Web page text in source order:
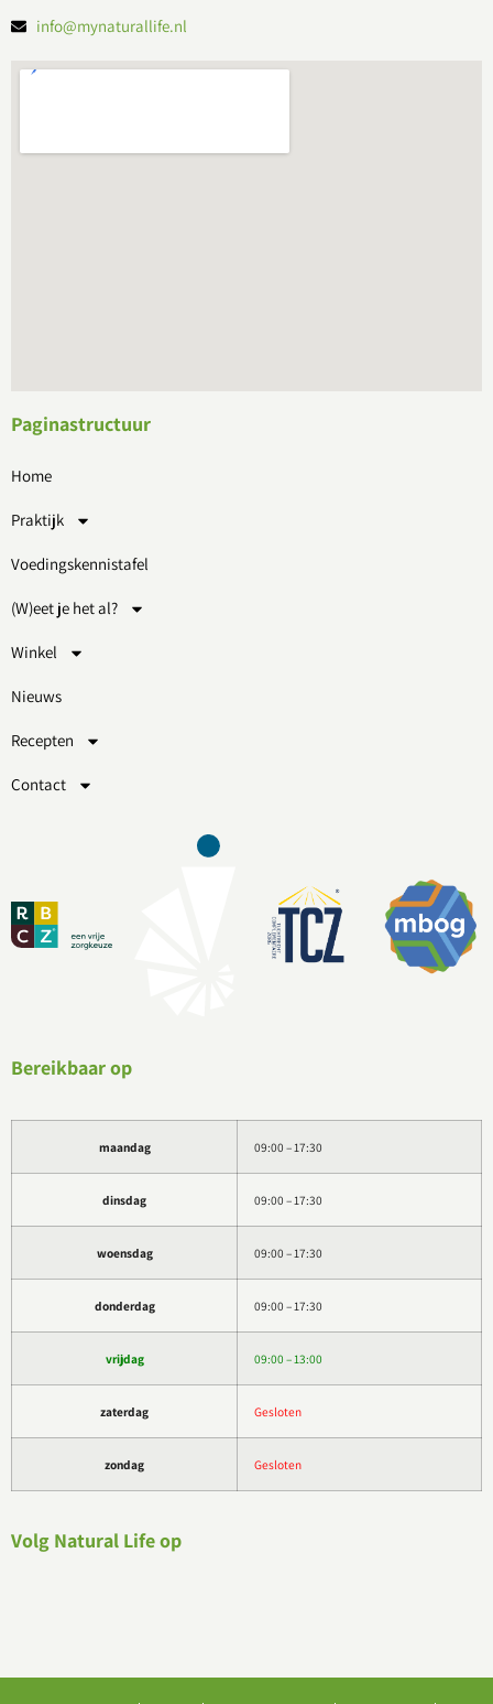
info@mynaturallife.nl
Paginastructuur
Home
Praktijk
Voedingskennistafel
(W)eet je het al?
Winkel
Nieuws
Recepten
Contact
Bereikbaar op
maandag 09:00 – 17:30
dinsdag 09:00 – 17:30
woensdag 09:00 – 17:30
donderdag 09:00 – 17:30
vrijdag 09:00 – 13:00
zaterdag Gesloten
zondag Gesloten
Volg Natural Life op